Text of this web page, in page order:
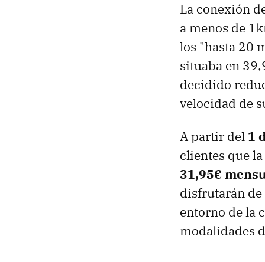
La conexión
a menos de
los "hasta 20
situaba en
decidido
velocidad de
A partir del 1
clientes que
31,95€
disfrutarán de
entorno de la
modalidades